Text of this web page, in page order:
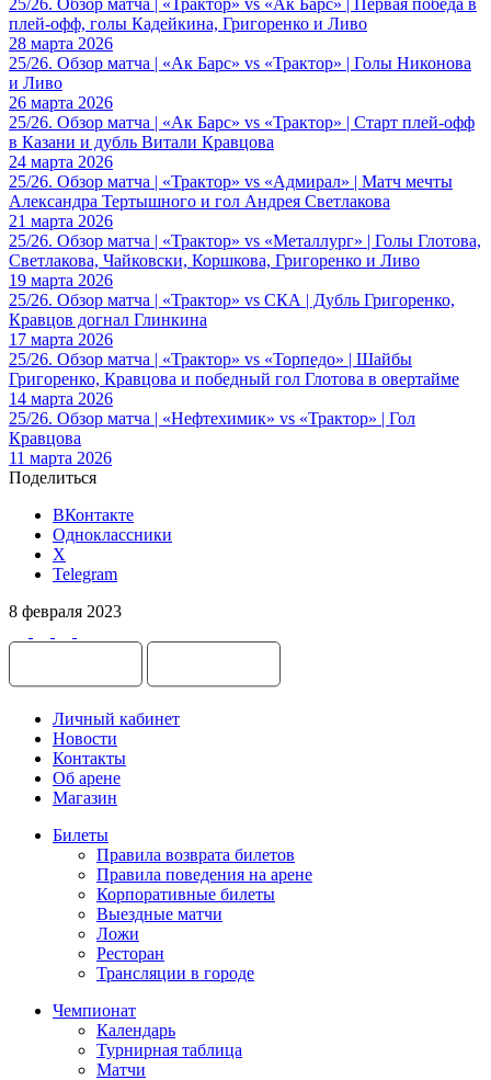
плей-офф, голы Кадейкина, Григоренко и Ливо
28 марта 2026
25/26. Обзор матча | «Ак Барс» vs «Трактор» | Голы Никонова
и Ливо
26 марта 2026
25/26. Обзор матча | «Ак Барс» vs «Трактор» | Старт плей-офф
в Казани и дубль Витали Кравцова
24 марта 2026
25/26. Обзор матча | «Трактор» vs «Адмирал» | Матч мечты
Александра Тертышного и гол Андрея Светлакова
21 марта 2026
25/26. Обзор матча | «Трактор» vs «Металлург» | Голы Глотова,
Светлакова, Чайковски, Коршкова, Григоренко и Ливо
19 марта 2026
25/26. Обзор матча | «Трактор» vs СКА | Дубль Григоренко,
Кравцов догнал Глинкина
17 марта 2026
25/26. Обзор матча | «Трактор» vs «Торпедо» | Шайбы
Григоренко, Кравцова и победный гол Глотова в овертайме
14 марта 2026
25/26. Обзор матча | «Нефтехимик» vs «Трактор» | Гол
Кравцова
11 марта 2026
Поделиться
ВКонтакте
Одноклассники
X
Telegram
8 февраля 2023
Личный кабинет
Новости
Контакты
Об арене
Магазин
Билеты
Правила возврата билетов
Правила поведения на арене
Корпоративные билеты
Выездные матчи
Ложи
Ресторан
Трансляции в городе
Чемпионат
Календарь
Турнирная таблица
Матчи